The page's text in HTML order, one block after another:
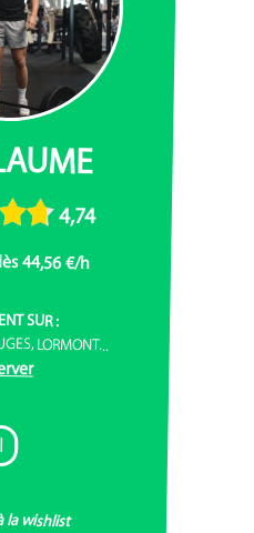
4,74
44,56 €/h
SUR :
LORMONT...
I
la wishlist